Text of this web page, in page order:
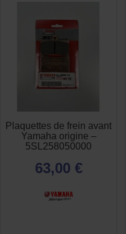
Plaquettes de frein avant
Yamaha origine –
5SL258050000
63,00 €